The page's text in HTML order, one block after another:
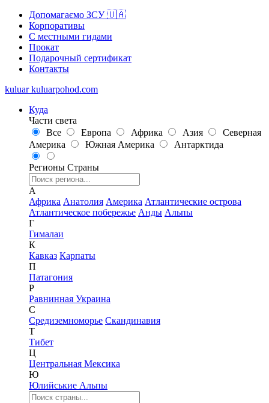
Допомагаємо ЗСУ 🇺🇦
Корпоративы
С местными гидами
Прокат
Подарочный сертификат
Контакты
kuluar kuluarpohod.com
Куда
Части света
Все
Европа Африка Азия
Северная
Америка
Южная Америка Антарктида
Регионы Страны
А
Африка Анатолия Америка Атлантические острова
Атлантическое побережье Анды Альпы
Г
Гималаи
К
Кавказ Карпаты
П
Патагония
Р
Равнинная Украина
С
Средиземноморье Скандинавия
Т
Тибет
Ц
Центральная Мексика
Ю
Юлийськие Альпы